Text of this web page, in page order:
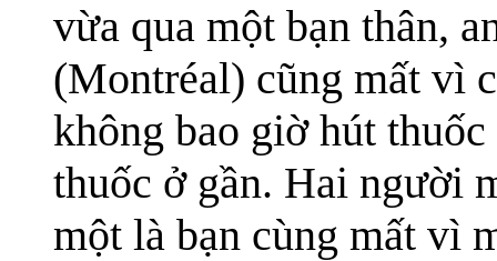
vừa qua một bạn thân,
(Montréal) cũng mất vì
không bao giờ hút
thuốc ở gần. Hai người
một là bạn cùng mất vì